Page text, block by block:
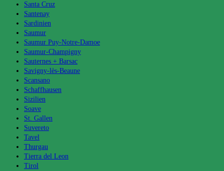
Santa Cruz
Santenay
Sardinien
Saumur
Saumur Puy-Notre-Damoe
Saumur-Champigny
Sauternes + Barsac
Savigny-lès-Beaune
Scansano
Schaffhausen
Sizilien
Soave
St. Gallen
Suvereto
Tavel
Thurgau
Tierra del Leon
Tirol